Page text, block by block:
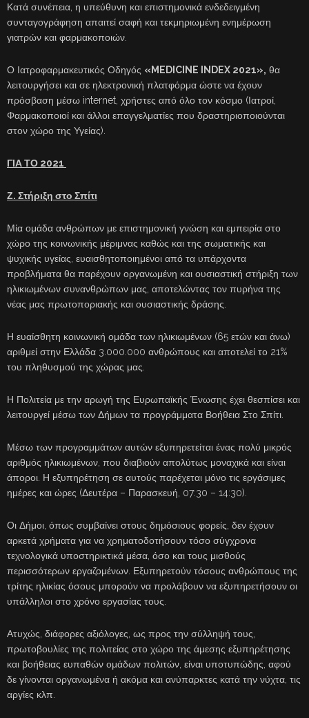
Κατά συνέπεια, η υπεύθυνη και επιστημονικά ενδεδειγμένη
συνταγογράφηση απαιτεί σαφή και τεκμηριωμένη ενημέρωση
γιατρών και φαρμακοποιών.
Ο Ιατροφαρμακευτικός Οδηγός «MEDICINE INDEX 2021», θα
λειτουργήσει και σε ηλεκτρονική πλατφόρμα ώστε να έχουν
πρόσβαση μέσω internet, χρήστες από όλο τον κόσμο (Ιατροί,
Φαρμακοποιοί και άλλοι επαγγελματίες που δραστηριοποιούνται
στον χώρο της Υγείας).
ΓΙΑ ΤΟ 2021
Ζ. Στήριξη στο Σπίτι
Μία ομάδα ανθρώπων με επιστημονική γνώση και εμπειρία στο
χώρο της κοινωνικής μέριμνας καθώς και της σωματικής και
ψυχικής υγείας, ευαισθητοποιημένοι από τα υπάρχοντα
προβλήματα θα παρέχουν οργανωμένη και ουσιαστική στήριξη των
ηλικιωμένων συνανθρώπων μας, αποτελώντας τον πυρήνα της
νέας μας πρωτοποριακής και ουσιαστικής δράσης.
Η ευαίσθητη κοινωνική ομάδα των ηλικιωμένων (65 ετών και άνω)
αριθμεί στην Ελλάδα 3.000.000 ανθρώπους και αποτελεί το 21%
του πληθυσμού της χώρας μας.
Η Πολιτεία με την αρωγή της Ευρωπαϊκής Ένωσης έχει θεσπίσει και
λειτουργεί μέσω των Δήμων τα προγράμματα Βοήθεια Στο Σπίτι.
Μέσω των προγραμμάτων αυτών εξυπηρετείται ένας πολύ μικρός
αριθμός ηλικιωμένων, που διαβιούν απολύτως μοναχικά και είναι
άποροι. Η εξυπηρέτηση σε αυτούς παρέχεται μόνο τις εργάσιμες
ημέρες και ώρες (Δευτέρα – Παρασκευή, 07:30 – 14:30).
Οι Δήμοι, όπως συμβαίνει στους δημόσιους φορείς, δεν έχουν
αρκετά χρήματα για να χρηματοδοτήσουν τόσο σύγχρονα
τεχνολογικά υποστηρικτικά μέσα, όσο και τους μισθούς
περισσότερων εργαζομένων. Εξυπηρετούν τόσους ανθρώπους της
τρίτης ηλικίας όσους μπορούν να προλάβουν να εξυπηρετήσουν οι
υπάλληλοι στο χρόνο εργασίας τους.
Ατυχώς, διάφορες αξιόλογες, ως προς την σύλληψή τους,
πρωτοβουλίες της πολιτείας στο χώρο της άμεσης εξυπηρέτησης
και βοήθειας ευπαθών ομάδων πολιτών, είναι υποτυπώδης, αφού
δε γίνονται οργανωμένα ή ακόμα και ανύπαρκτες κατά την νύχτα, τις
αργίες κλπ.